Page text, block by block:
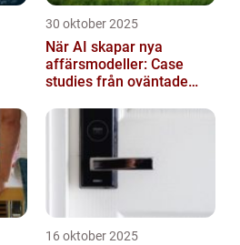
30 oktober 2025
När AI skapar nya
affärsmodeller: Case
studies från oväntade
16 oktober 2025